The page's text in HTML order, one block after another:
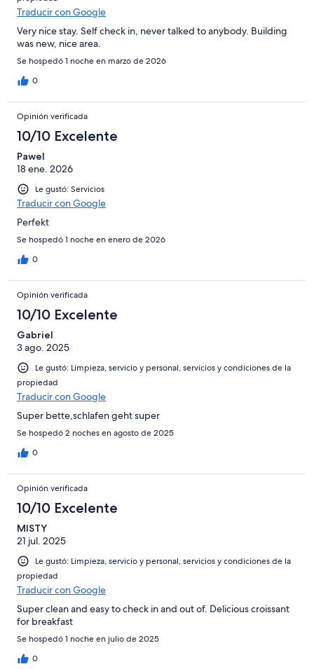
Traducir con Google
Very nice stay. Self check in, never talked to anybody. Building
was new, nice area.
Se hospedó 1 noche en marzo de 2026
0
Opinión verificada
10/10 Excelente
Pawel
18 ene. 2026
Le gustó: Servicios
Traducir con Google
Perfekt
Se hospedó 1 noche en enero de 2026
0
Opinión verificada
10/10 Excelente
Gabriel
3 ago. 2025
Le gustó: Limpieza, servicio y personal, servicios y condiciones de la
propiedad
Traducir con Google
Super bette,schlafen geht super
Se hospedó 2 noches en agosto de 2025
0
Opinión verificada
10/10 Excelente
MISTY
21 jul. 2025
Le gustó: Limpieza, servicio y personal, servicios y condiciones de la
propiedad
Traducir con Google
Super clean and easy to check in and out of. Delicious croissant
for breakfast
Se hospedó 1 noche en julio de 2025
0